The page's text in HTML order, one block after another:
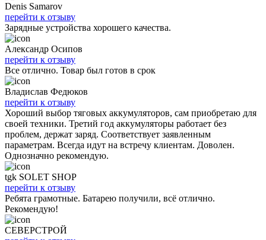
Denis Samarov
перейти к отзыву
Зарядные устройства хорошего качества.
Александр Осипов
перейти к отзыву
Все отлично. Товар был готов в срок
Владислав Федюков
перейти к отзыву
Хороший выбор тяговых аккумуляторов, сам приобретаю для
своей техники. Третий год аккумуляторы работает без
проблем, держат заряд. Соответствует заявленным
параметрам. Всегда идут на встречу клиентам. Доволен.
Однозначно рекомендую.
tgk SOLET SHOP
перейти к отзыву
Ребята грамотные. Батарею получили, всё отлично.
Рекомендую!
СЕВЕРСТРОЙ